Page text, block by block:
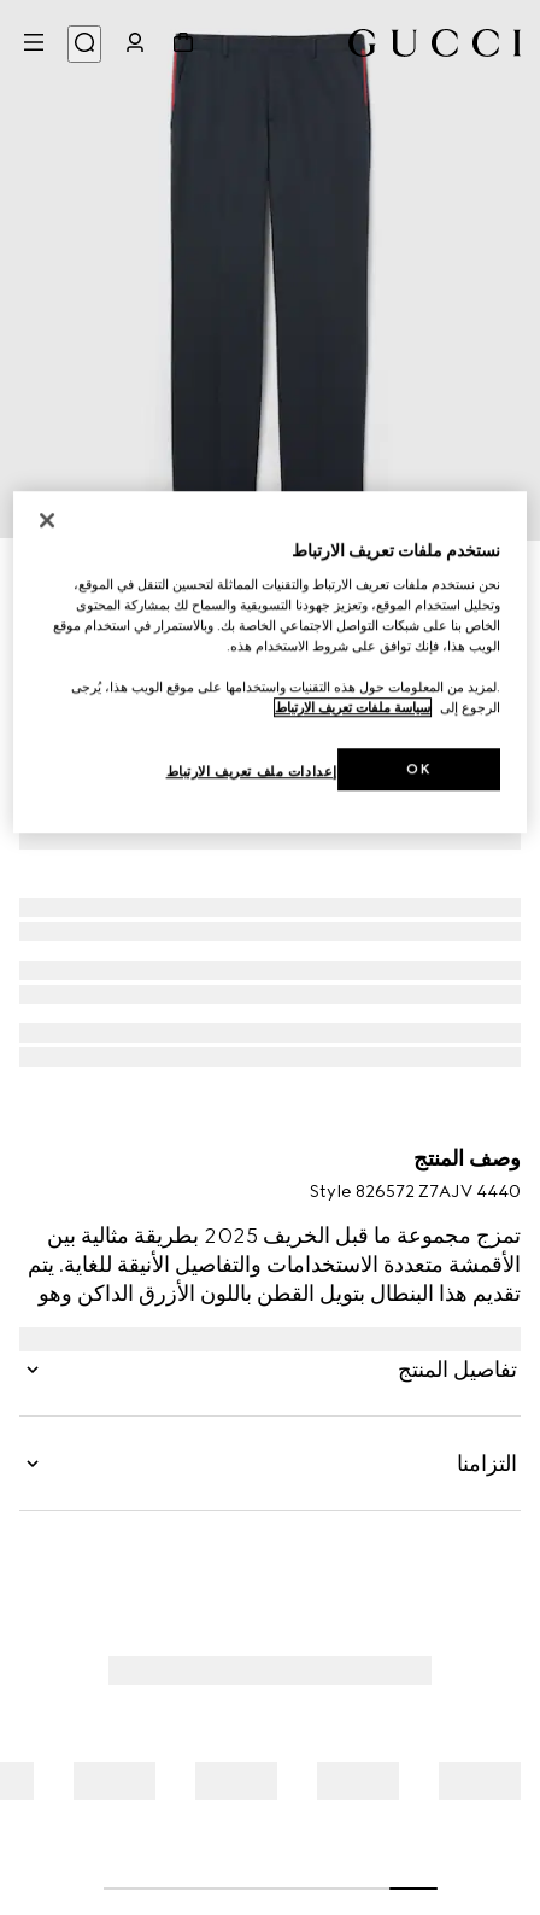
بنطال من تويل القطن مع تفصيل شريط ويب
SAR 4,000
وصف المنتج
Style ‎826572 Z7AJV 4440
تمزج مجموعة ما قبل الخريف 2025 بطريقة مثالية بين
الأقمشة متعددة الاستخدامات والتفاصيل الأنيقة للغاية. يتم
تقديم هذا البنطال بتويل القطن باللون الأزرق الداكن وهو
تفاصيل المنتج
التزامنا
نستخدم ملفات تعريف الارتباط
نحن نستخدم ملفات تعريف الارتباط والتقنيات المماثلة لتحسين التنقل في الموقع،
وتحليل استخدام الموقع، وتعزيز جهودنا التسويقية والسماح لك بمشاركة المحتوى
الخاص بنا على شبكات التواصل الاجتماعي الخاصة بك. وبالاستمرار في استخدام موقع
الويب هذا، فإنك توافق على شروط الاستخدام هذه.
.لمزيد من المعلومات حول هذه التقنيات واستخدامها على موقع الويب هذا، يُرجى
الرجوع إلى سياسة ملفات تعريف الارتباط
إعدادات ملف تعريف الارتباط OK